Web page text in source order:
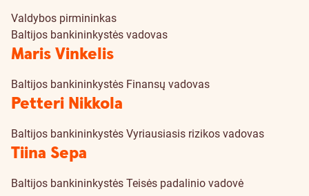
Valdybos pirmininkas
Baltijos bankininkystės vadovas
Maris Vinkelis
Baltijos bankininkystės Finansų vadovas
Petteri Nikkola
Baltijos bankininkystės Vyriausiasis rizikos vadovas
Tiina Sepa
Baltijos bankininkystės Teisės padalinio vadovė